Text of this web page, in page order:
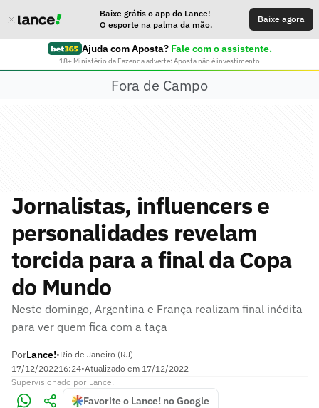
Baixe grátis o app do Lance!
O esporte na palma da mão.
Baixe agora
Ajuda com Aposta? Fale com o assistente.
18+ Ministério da Fazenda adverte: Aposta não é investimento
Fora de Campo
Jornalistas, influencers e
personalidades revelam
torcida para a final da Copa
do Mundo
Neste domingo, Argentina e França realizam final inédita
para ver quem fica com a taça
PorLance!•Rio de Janeiro (RJ)
17/12/202216:24•Atualizado em 17/12/2022
Supervisionado por Lance!
Favorite o Lance! no Google